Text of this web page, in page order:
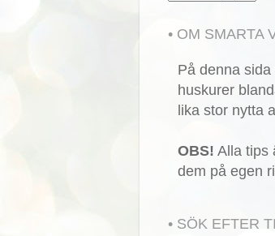
• OM SMARTA
På denna
huskurer
lika stor nytta
OBS! Alla tips
dem på egen
• SÖK EFTER